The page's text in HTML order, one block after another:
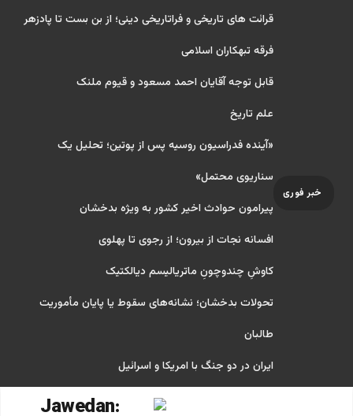
خبر فوری
قرائت های تاریخی و فراتاریخی دینی؛ از بن بست تا پادزهر
فرقه تبهکاران اسلامی
قابل توجه آقایان احمد مسعود و قیوم ملنک
علم تاریخ
«آینده فدراسیون روسیه پس از پوتین؛ تحلیل یک
سناریوی محتمل»
پیرامون حوادث اخیر کشور به ویژه بدخشان
افسانه نجات از بیرون؛ از رجوی تا پهلوی
کاوشِ چندو‌چونِ ماتریالیسم دیالکتیک
تحولات بدخشان؛ نشانه‌های سقوط یا پایان مأموریت
طالبان
ایران در دو جنگ با امریکا و اسرائیل